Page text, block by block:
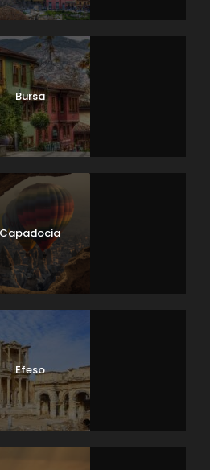
Bursa
Capadocia
Efeso